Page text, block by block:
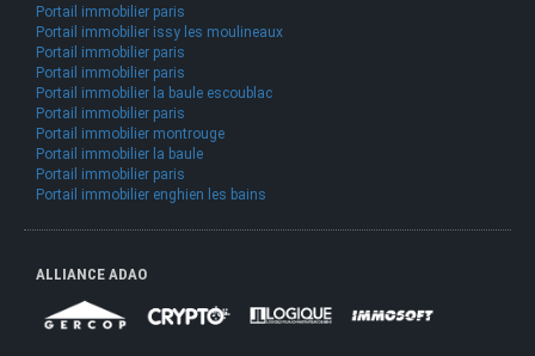
Portail immobilier paris
Portail immobilier issy les moulineaux
Portail immobilier paris
Portail immobilier paris
Portail immobilier la baule escoublac
Portail immobilier paris
Portail immobilier montrouge
Portail immobilier la baule
Portail immobilier paris
Portail immobilier enghien les bains
ALLIANCE ADAO